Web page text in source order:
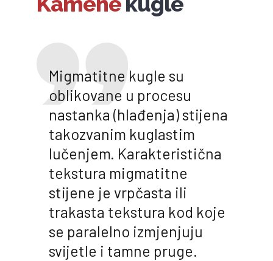
Migmatitne kugle su
oblikovane u procesu
nastanka (hlađenja) stijena
takozvanim kuglastim
lučenjem. Karakteristična
tekstura migmatitne
stijene je vrpčasta ili
trakasta tekstura kod koje
se paralelno izmjenjuju
svijetle i tamne pruge.